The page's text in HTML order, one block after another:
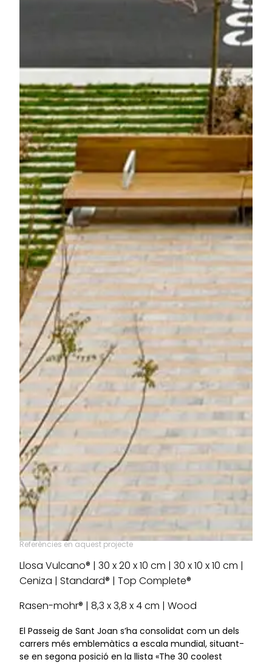
Referències en aquest projecte
Llosa Vulcano® | 30 x 20 x 10 cm | 30 x 10 x 10 cm |
Ceniza | Standard® | Top Complete®
Rasen-mohr® | 8,3 x 3,8 x 4 cm | Wood
El Passeig de Sant Joan s’ha consolidat com un dels
carrers més emblemàtics a escala mundial, situant-
se en segona posició en la llista «The 30 coolest